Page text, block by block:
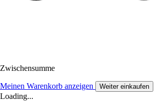
Zwischensumme
Meinen Warenkorb anzeigen Weiter einkaufen
Loading...